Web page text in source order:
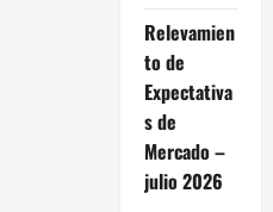
Relevamien
to de
Expectativa
s de
Mercado –
julio 2026